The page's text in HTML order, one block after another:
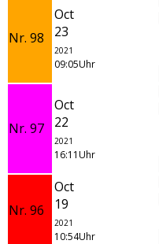
Nr. 98
Oct
23
2021
09:05Uhr
Nr. 97
Oct
22
2021
16:11Uhr
Nr. 96
Oct
19
2021
10:54Uhr